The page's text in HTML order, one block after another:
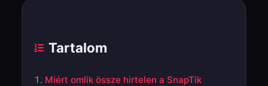
Tartalom
Miért omlik össze hirtelen a SnapTik